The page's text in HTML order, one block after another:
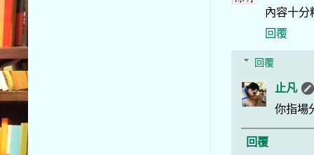
內容十分
回覆
回覆
止凡
你指場
回覆